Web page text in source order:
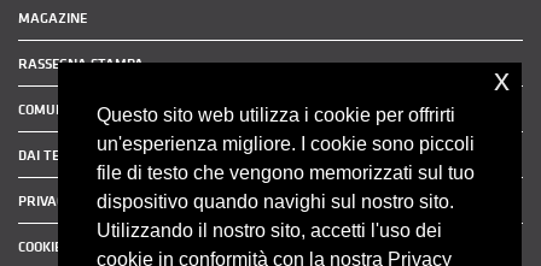
MAGAZINE
RASSEGNA STAMPA
COMUNICATI STAMPA
DAI TERRITORI
PRIVACY POLICY
COOKIE POLICY
Questo sito web utilizza i cookie per offrirti
un'esperienza migliore. I cookie sono piccoli
file di testo che vengono memorizzati sul tuo
dispositivo quando navighi sul nostro sito.
Utilizzando il nostro sito, accetti l'uso dei
cookie in conformità con la nostra Privacy
x